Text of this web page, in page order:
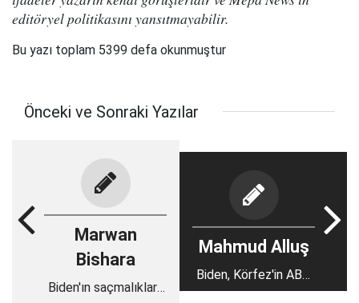
editöryel politikasını yansıtmayabilir.
Bu yazı toplam 5399 defa okunmuştur
Önceki ve Sonraki Yazılar
Marwan
Bishara
Biden'ın saçmalıkları:
Mahmud Alluş
Biden, Körfez'in ABD
için halen önemli